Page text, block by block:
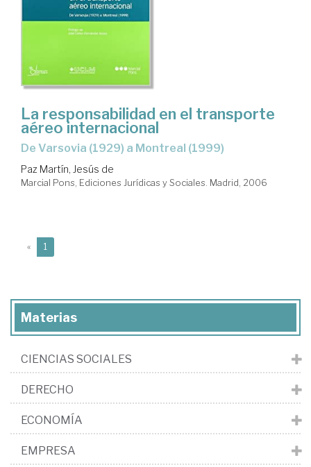
La responsabilidad en el transporte
aéreo internacional
de Varsovia (1929) a Montreal (1999)
Paz Martín, Jesús de
Marcial Pons, Ediciones Jurídicas y Sociales. Madrid, 2006
« 1
Materias
CIENCIAS SOCIALES
DERECHO
ECONOMÍA
EMPRESA